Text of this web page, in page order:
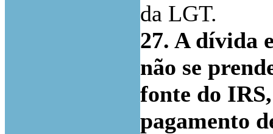
da LGT.
27. A dívida
não se
fonte do
pagamento